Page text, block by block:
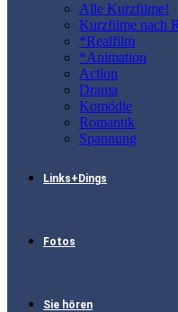
Alle Kurzfilme!
Kurzfilme nach
*Realfilm
*Animation
Action
Drama
Komödie
Romantik
Spannung
Links+Dings
Fotos
Sie hören